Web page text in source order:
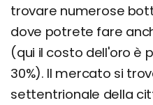
trovare numerose
dove potrete fare
(qui il costo dell'oro è
30%). Il mercato si
settentrionale della